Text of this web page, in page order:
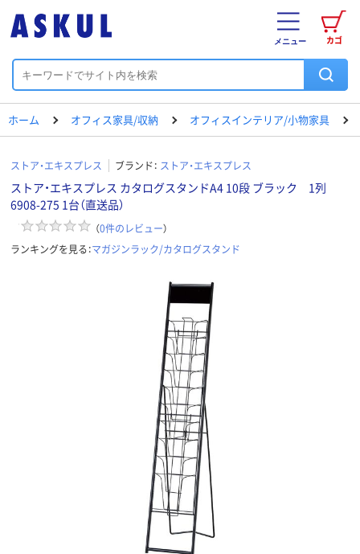
カゴ
メニュー
ホーム オフィス家具/収納 オフィスインテリア/小物家具
ストア・エキスプレス ブランド： ストア・エキスプレス
ストア・エキスプレス カタログスタンドA4 10段 ブラック 1列
6908-275 1台（直送品）
（0件のレビュー）
ランキングを見る：マガジンラック/カタログスタンド